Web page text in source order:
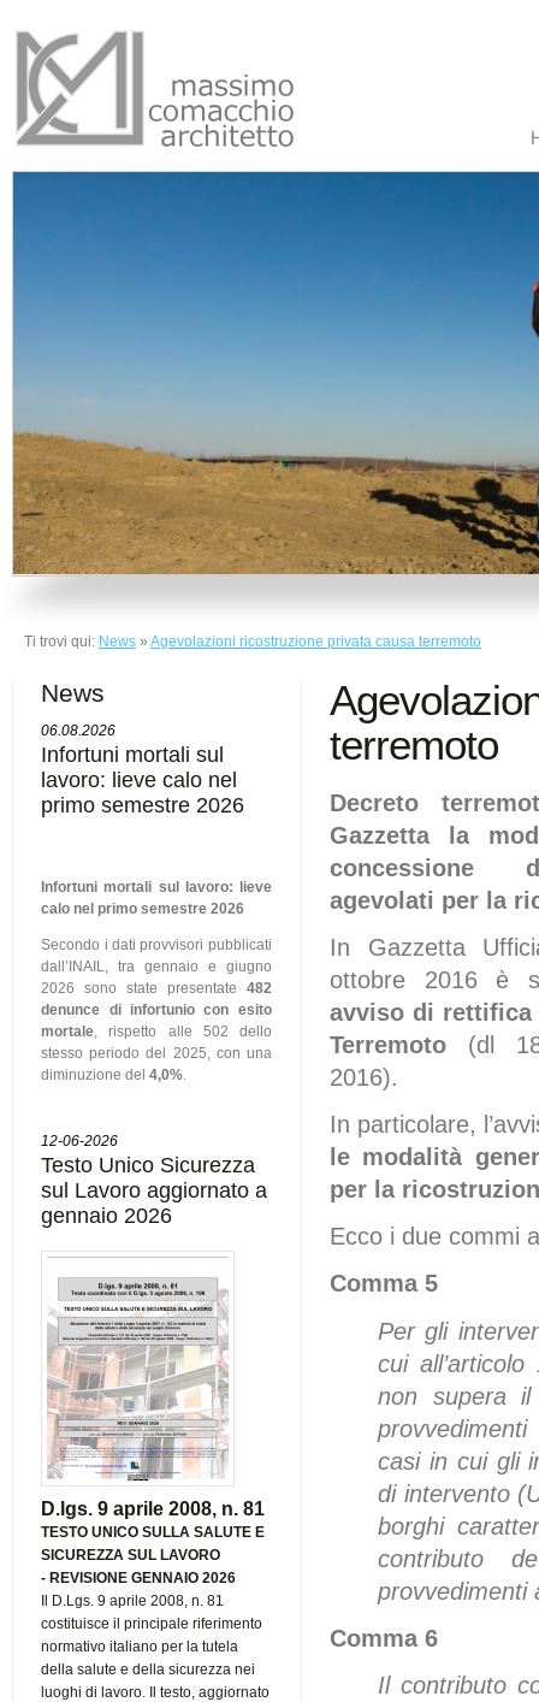
Ti trovi qui: News » Agevolazioni ricostruzione privata causa terremoto
News
06.08.2026
Infortuni mortali sul
lavoro: lieve calo nel
primo semestre 2026
Infortuni mortali sul lavoro: lieve
calo nel primo semestre 2026
Secondo i dati provvisori pubblicati
dall’INAIL, tra gennaio e giugno
2026 sono state presentate 482
denunce di infortunio con esito
mortale, rispetto alle 502 dello
stesso periodo del 2025, con una
diminuzione del4,0%.
12-06-2026
Testo Unico Sicurezza
sul Lavoro aggiornato a
gennaio 2026
D.lgs. 9 aprile 2008, n. 81
TESTO UNICO SULLA SALUTE E
SICUREZZA SUL LAVORO
-REVISIONE GENNAIO 2026
Il D.Lgs. 9 aprile 2008, n. 81
costituisce il principale riferimento
normativo italiano per la tutela
della salute e della sicurezza nei
luoghi di lavoro. Il testo, aggiornato
terremoto
Decreto
Gazzetta la
concessione
agevolati per la
In Gazzetta
ottobre 2016 è
avviso di
Terremoto (dl
2016).
In particolare,
le modalità
per la
Ecco i due commi
Comma 5
Per gli
cui
non supera
casi in cui gli
di intervento
borghi
contributo
provvedimenti
Comma 6
Il contributo